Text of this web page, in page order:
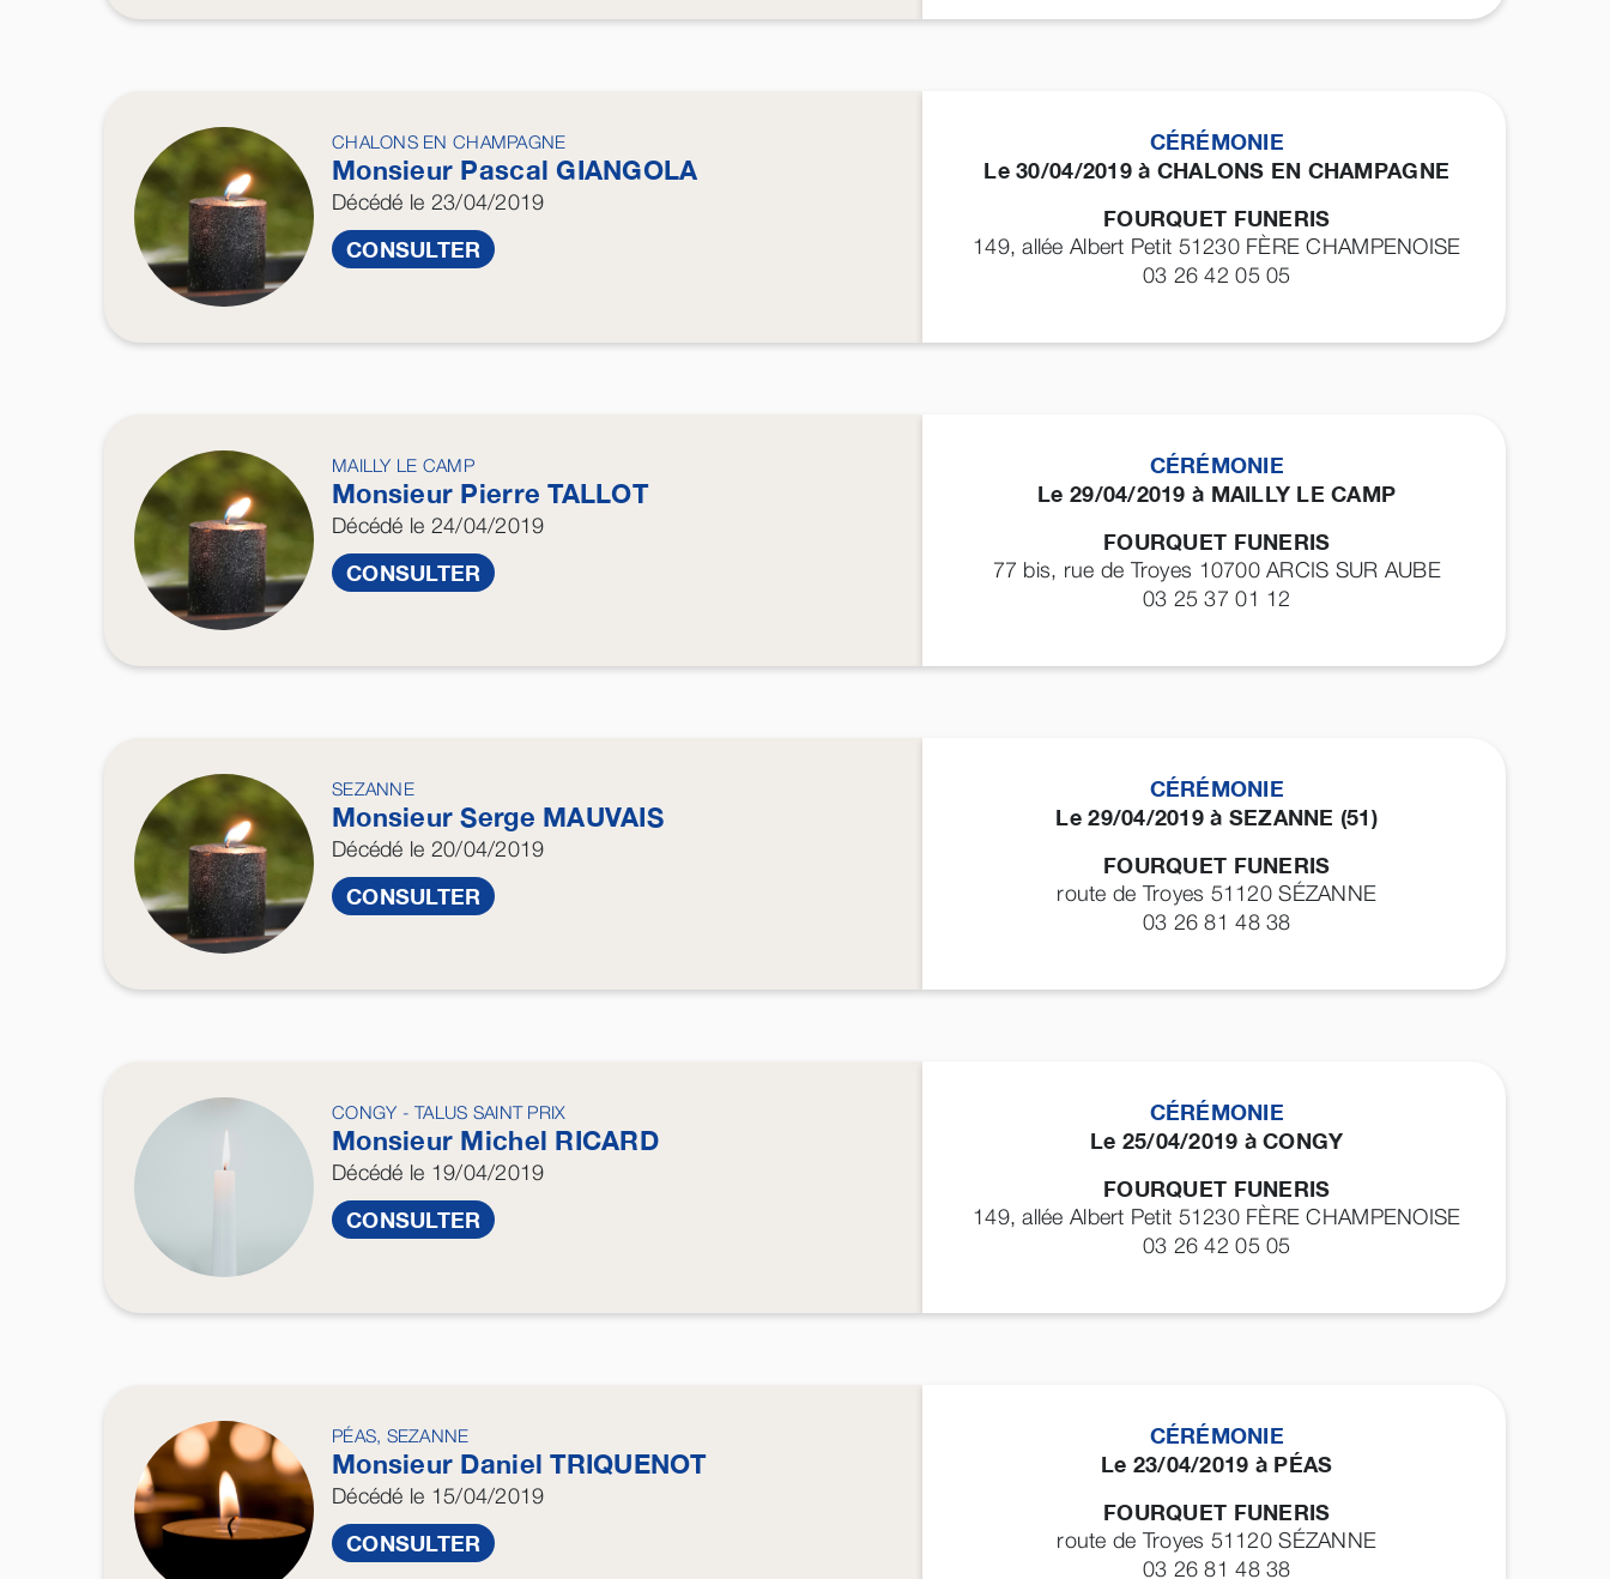
CHALONS EN CHAMPAGNE
Monsieur PascalGIANGOLA
Décédé le 23/04/2019
CONSULTER
CÉRÉMONIE
Le 30/04/2019 à CHALONS EN CHAMPAGNE
FOURQUET FUNERIS
149, allée Albert Petit 51230 FÈRE CHAMPENOISE
03 26 42 05 05
MAILLY LE CAMP
Monsieur PierreTALLOT
Décédé le 24/04/2019
CONSULTER
CÉRÉMONIE
Le 29/04/2019 à MAILLY LE CAMP
FOURQUET FUNERIS
77 bis, rue de Troyes 10700ARCIS SUR AUBE
03 25 37 01 12
SEZANNE
Monsieur Serge MAUVAIS
Décédé le 20/04/2019
CONSULTER
CÉRÉMONIE
Le 29/04/2019 à SEZANNE (51)
FOURQUET FUNERIS
route de Troyes 51120SÉZANNE
03 26 81 48 38
CONGY - TALUS SAINT PRIX
Monsieur Michel RICARD
Décédé le 19/04/2019
CONSULTER
CÉRÉMONIE
Le 25/04/2019 à CONGY
FOURQUET FUNERIS
149, allée Albert Petit 51230 FÈRE CHAMPENOISE
03 26 42 05 05
PÉAS, SEZANNE
Monsieur DanielTRIQUENOT
Décédé le 15/04/2019
CONSULTER
CÉRÉMONIE
Le 23/04/2019 à PÉAS
FOURQUET FUNERIS
route de Troyes 51120SÉZANNE
03 26 81 48 38